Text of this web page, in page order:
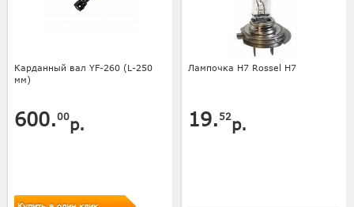
Карданный вал YF-260 (L-250
мм)
600.00р.
Лампочка H7 Rossel Н7
19. 52р.